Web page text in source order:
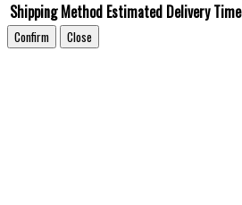
Shipping Method Estimated Delivery Time
Confirm Close